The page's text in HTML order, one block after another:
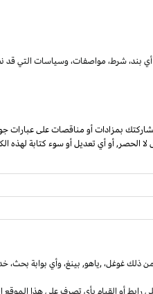
بند،شرط، مواصفات،وسياسات التي قد
بمزادات أو مناقصات على عبارات
الحصر, أو أي تعديل أو سوء كتابة لهذه
ذلكغوغل،,ياهو, بينغ،وأي بوابة بحث،
أو القيام بأي تصرف على هذا الموقع